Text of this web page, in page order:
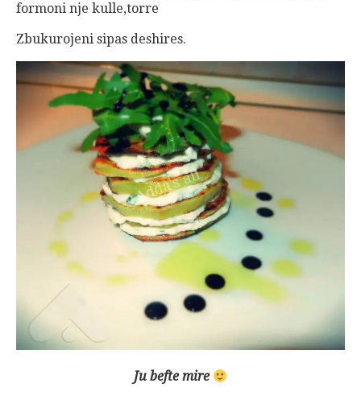
formoni nje kulle,torre
Zbukurojeni sipas deshires.
Ju befte mire